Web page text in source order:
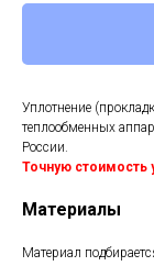
Уплотнение
теплообменных
России.
Точную стоимость
Материалы
Материал